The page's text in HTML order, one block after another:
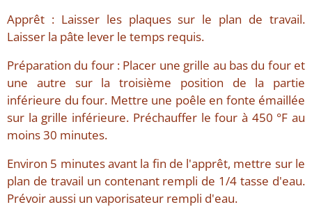
Apprêt : Laisser les plaques sur le plan de travail.
Laisser la pâte lever le temps requis.
Préparation du four : Placer une grille au bas du four et
une autre sur la troisième position de la partie
inférieure du four. Mettre une poêle en fonte émaillée
sur la grille inférieure. Préchauffer le four à 450 °F au
moins 30 minutes.
Environ 5 minutes avant la fin de l'apprêt, mettre sur le
plan de travail un contenant rempli de 1/4 tasse d'eau.
Prévoir aussi un vaporisateur rempli d'eau.